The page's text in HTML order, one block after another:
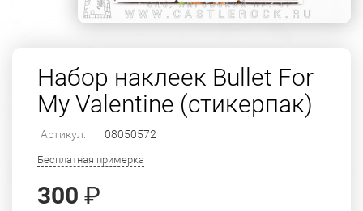
Набор наклеек Bullet For
My Valentine (стикерпак)
Артикул: 08050572
Бесплатная примерка
300 ₽